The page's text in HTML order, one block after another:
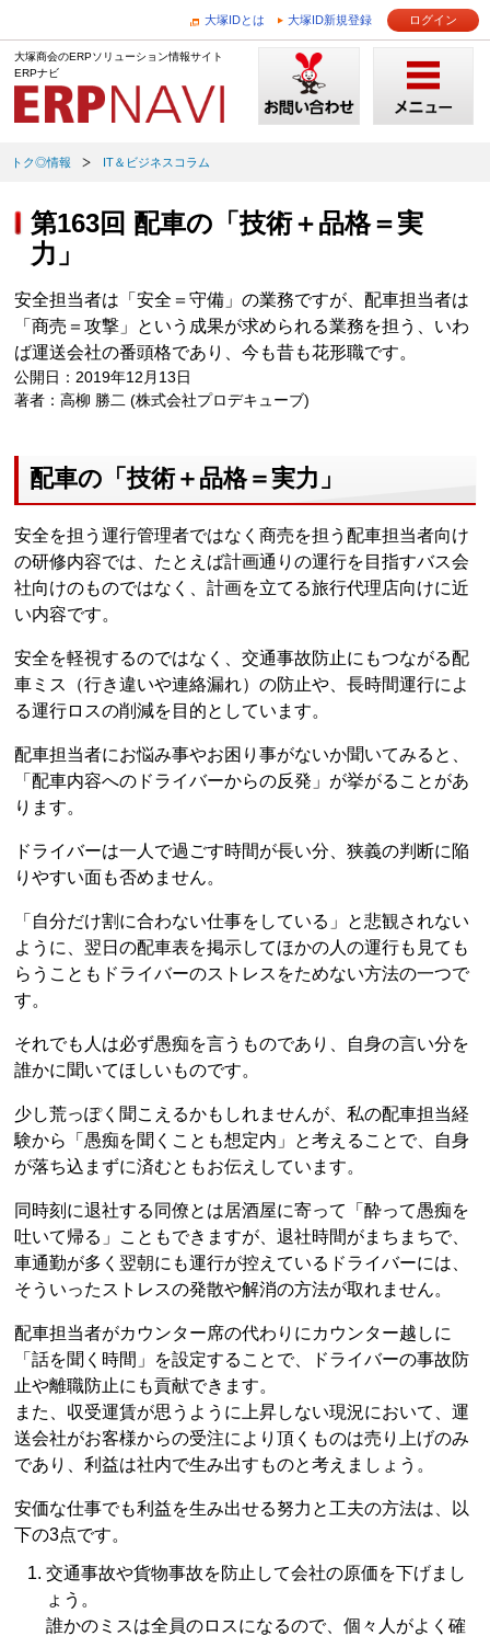
大塚IDとは 大塚ID新規登録 ログイン
大塚商会のERPソリューション情報サイト
ERPナビ
トク◎情報 IT＆ビジネスコラム
第163回 配車の「技術＋品格＝実
力」
安全担当者は「安全＝守備」の業務ですが、配車担当者は
「商売＝攻撃」という成果が求められる業務を担う、いわ
ば運送会社の番頭格であり、今も昔も花形職です。
公開日：2019年12月13日
著者：高柳 勝二 (株式会社プロデキューブ)
配車の「技術＋品格＝実力」
安全を担う運行管理者ではなく商売を担う配車担当者向け
の研修内容では、たとえば計画通りの運行を目指すバス会
社向けのものではなく、計画を立てる旅行代理店向けに近
い内容です。
安全を軽視するのではなく、交通事故防止にもつながる配
車ミス（行き違いや連絡漏れ）の防止や、長時間運行によ
る運行ロスの削減を目的としています。
配車担当者にお悩み事やお困り事がないか聞いてみると、
「配車内容へのドライバーからの反発」が挙がることがあ
ります。
ドライバーは一人で過ごす時間が長い分、狭義の判断に陥
りやすい面も否めません。
「自分だけ割に合わない仕事をしている」と悲観されない
ように、翌日の配車表を掲示してほかの人の運行も見ても
らうこともドライバーのストレスをためない方法の一つで
す。
それでも人は必ず愚痴を言うものであり、自身の言い分を
誰かに聞いてほしいものです。
少し荒っぽく聞こえるかもしれませんが、私の配車担当経
験から「愚痴を聞くことも想定内」と考えることで、自身
が落ち込まずに済むともお伝えしています。
同時刻に退社する同僚とは居酒屋に寄って「酔って愚痴を
吐いて帰る」こともできますが、退社時間がまちまちで、
車通勤が多く翌朝にも運行が控えているドライバーには、
そういったストレスの発散や解消の方法が取れません。
配車担当者がカウンター席の代わりにカウンター越しに
「話を聞く時間」を設定することで、ドライバーの事故防
止や離職防止にも貢献できます。
また、収受運賃が思うように上昇しない現況において、運
送会社がお客様からの受注により頂くものは売り上げのみ
であり、利益は社内で生み出すものと考えましょう。
安価な仕事でも利益を生み出せる努力と工夫の方法は、以
下の3点です。
交通事故や貨物事故を防止して会社の原価を下げまし
ょう。
誰かのミスは全員のロスになるので、個々人がよく確